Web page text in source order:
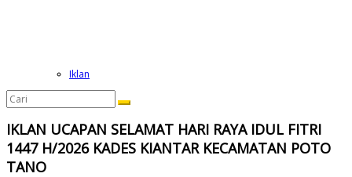
Iklan
IKLAN UCAPAN SELAMAT HARI RAYA IDUL FITRI
1447 H/2026 KADES KIANTAR KECAMATAN POTO
TANO